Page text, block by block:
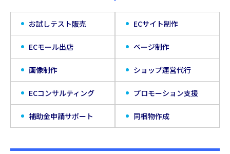
お試しテスト販売 ECサイト制作
ECモール出店 ページ制作
画像制作 ショップ運営代行
ECコンサルティング プロモーション支援
補助金申請サポート 同梱物作成